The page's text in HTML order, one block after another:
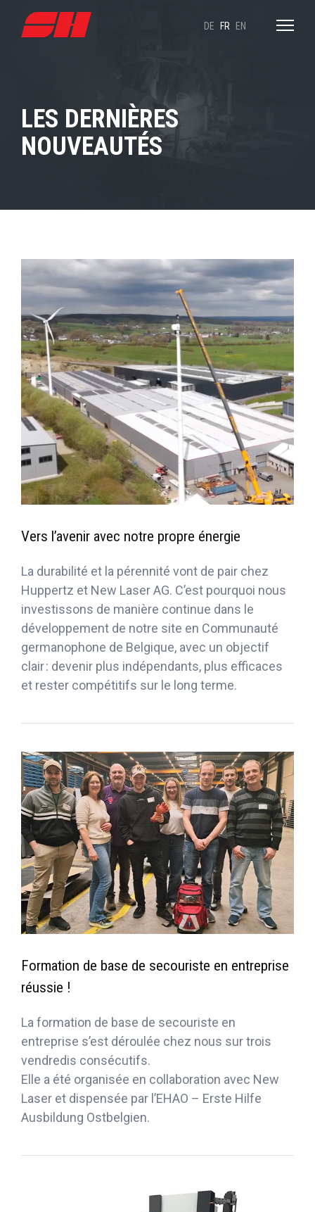
DE FR EN
LES DERNIÈRES
NOUVEAUTÉS
Vers l’avenir avec notre propre énergie
La durabilité et la pérennité vont de pair chez
Huppertz et New Laser AG. C’est pourquoi nous
investissons de manière continue dans le
développement de notre site en Communauté
germanophone de Belgique, avec un objectif
clair : devenir plus indépendants, plus efficaces
et rester compétitifs sur le long terme.
Formation de base de secouriste en entreprise
réussie !
La formation de base de secouriste en
entreprise s’est déroulée chez nous sur trois
vendredis consécutifs.
Elle a été organisée en collaboration avec New
Laser et dispensée par l’EHAO – Erste Hilfe
Ausbildung Ostbelgien.